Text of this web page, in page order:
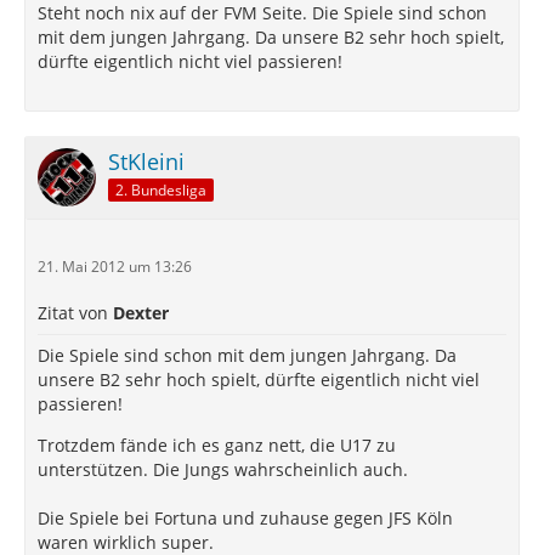
Steht noch nix auf der FVM Seite. Die Spiele sind schon
mit dem jungen Jahrgang. Da unsere B2 sehr hoch spielt,
dürfte eigentlich nicht viel passieren!
StKleini
2. Bundesliga
21. Mai 2012 um 13:26
Zitat von Dexter
Die Spiele sind schon mit dem jungen Jahrgang. Da
unsere B2 sehr hoch spielt, dürfte eigentlich nicht viel
passieren!
Trotzdem fände ich es ganz nett, die U17 zu
unterstützen. Die Jungs wahrscheinlich auch.
Die Spiele bei Fortuna und zuhause gegen JFS Köln
waren wirklich super.